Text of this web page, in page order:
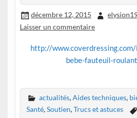
décembre 12, 2015
Laisser un commentaire
http://
bebe-fauteuil-
actualités,Aides techniques,
Santé,Soutien,Trucs et astuces